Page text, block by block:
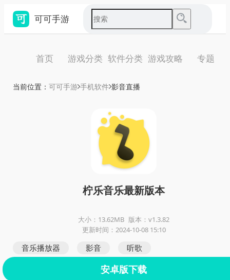
可可手游
首页 游戏分类 软件分类 游戏攻略 专题
当前位置： 可可手游 手机软件 影音直播
柠乐音乐最新版本
大小：13.62MB 版本：v1.3.82
更新时间：2024-10-08 15:10
音乐播放器 影音 听歌
安卓版下载